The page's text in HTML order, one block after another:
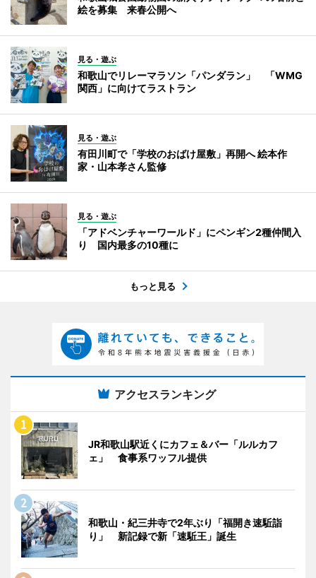
絵を募集 来春公開へ
見る・遊ぶ
和歌山でリレーマラソン「パンダラン」 「WMG
関西」に向けてラストラン
見る・遊ぶ
有田川町で「学校のおばけ屋敷」再開へ 絵本作
家・山本孝さん監修
見る・遊ぶ
「アドベンチャーワールド」にペンギン2種仲間入
り 国内最多の10種に
もっと見る
アクセスランキング
JR和歌山駅近くにカフェ＆バー「ルルカフ
ェ」 食事系ワッフル提供
和歌山・紀三井寺で2年ぶり「福開き速駈詣
り」 新記録で新「速駈王」誕生